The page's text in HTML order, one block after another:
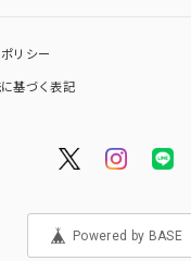
リシー
基づく表記
Powered by BASE